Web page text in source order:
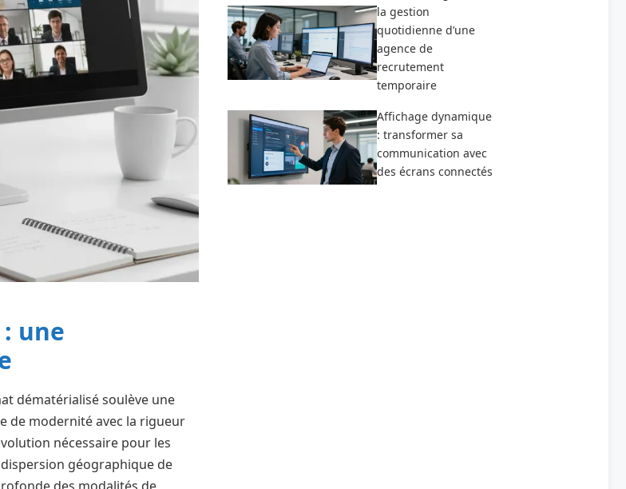
une
dématérialisé soulève une
de modernité avec la rigueur
nécessaire pour les
géographique de
la gestion
quotidienne d’une
agence de
recrutement
temporaire
Affichage dynamique
: transformer sa
communication avec
des écrans connectés